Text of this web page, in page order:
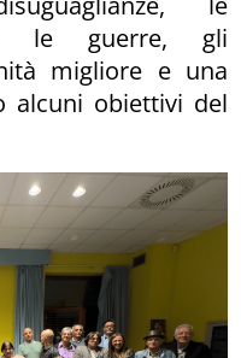
le guerre, gli
migliore e una
alcuni obiettivi del